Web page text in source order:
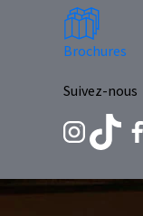
Brochures
Suivez-nous